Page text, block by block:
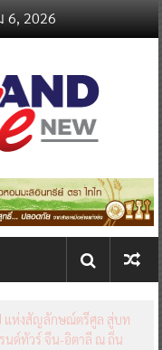
6, 2026
แห่งสัญลักษณ์ตรีศูล สู่บท
นด์ทัวร์ จีน-อิตาลี ณ ถิ่น